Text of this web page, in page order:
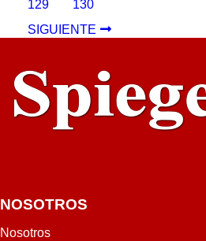
129
130
SIGUIENTE
NOSOTROS
Nosotros